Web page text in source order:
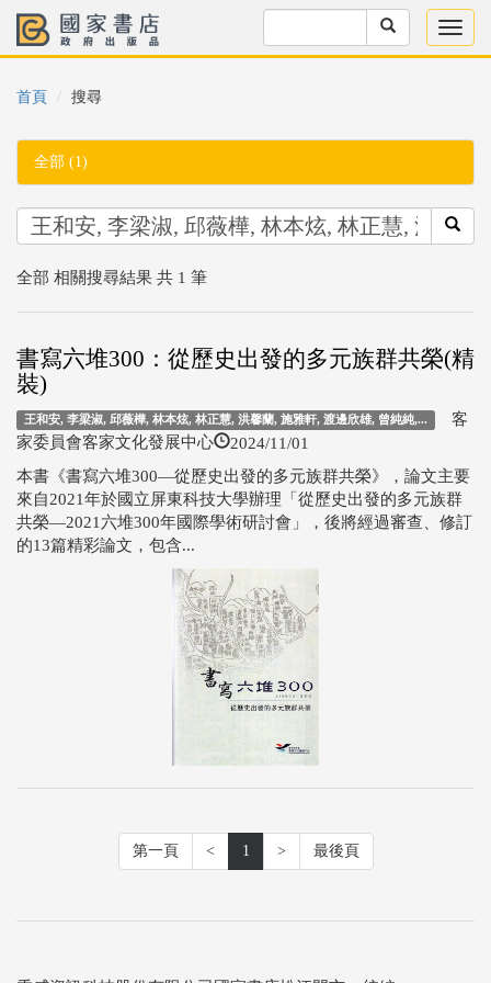
首頁 搜尋
全部 (1)
全部 相關搜尋結果 共 1 筆
書寫六堆300：從歷史出發的多元族群共榮(精
裝)
王和安, 李梁淑, 邱薇樺, 林本炫, 林正慧, 洪馨蘭, 施雅軒, 渡邊欣雄, 曾純純,...
客
家委員會客家文化發展中心
2024/11/01
本書《書寫六堆300—從歷史出發的多元族群共榮》，論文主要
來自2021年於國立屏東科技大學辦理「從歷史出發的多元族群
共榮—2021六堆300年國際學術研討會」，後將經過審查、修訂
的13篇精彩論文，包含...
第一頁 < 1 > 最後頁